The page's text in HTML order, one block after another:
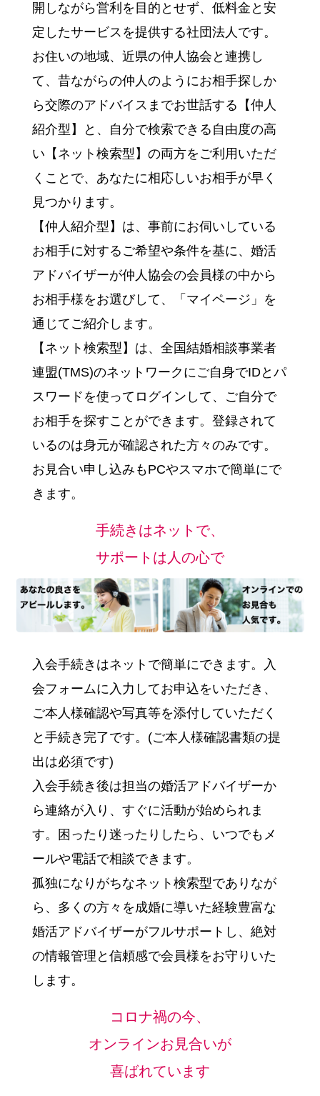
開しながら営利を目的とせず、低料金と安
定したサービスを提供する社団法人です。
お住いの地域、近県の仲人協会と連携し
て、昔ながらの仲人のようにお相手探しか
ら交際のアドバイスまでお世話する【仲人
紹介型】と、自分で検索できる自由度の高
い【ネット検索型】の両方をご利用いただ
くことで、あなたに相応しいお相手が早く
見つかります。
【仲人紹介型】は、事前にお伺いしている
お相手に対するご希望や条件を基に、婚活
アドバイザーが仲人協会の会員様の中から
お相手様をお選びして、「マイページ」を
通じてご紹介します。
【ネット検索型】は、全国結婚相談事業者
連盟(TMS)のネットワークにご自身でIDとパ
スワードを使ってログインして、ご自分で
お相手を探すことができます。登録されて
いるのは身元が確認された方々のみです。
お見合い申し込みもPCやスマホで簡単にで
きます。
手続きはネットで、
サポートは人の心で
入会手続きはネットで簡単にできます。入
会フォームに入力してお申込をいただき、
ご本人様確認や写真等を添付していただく
と手続き完了です。(ご本人様確認書類の提
出は必須です)
入会手続き後は担当の婚活アドバイザーか
ら連絡が入り、すぐに活動が始められま
す。困ったり迷ったりしたら、いつでもメ
ールや電話で相談できます。
孤独になりがちなネット検索型でありなが
ら、多くの方々を成婚に導いた経験豊富な
婚活アドバイザーがフルサポートし、絶対
の情報管理と信頼感で会員様をお守りいた
します。
コロナ禍の今、
オンラインお見合いが
喜ばれています